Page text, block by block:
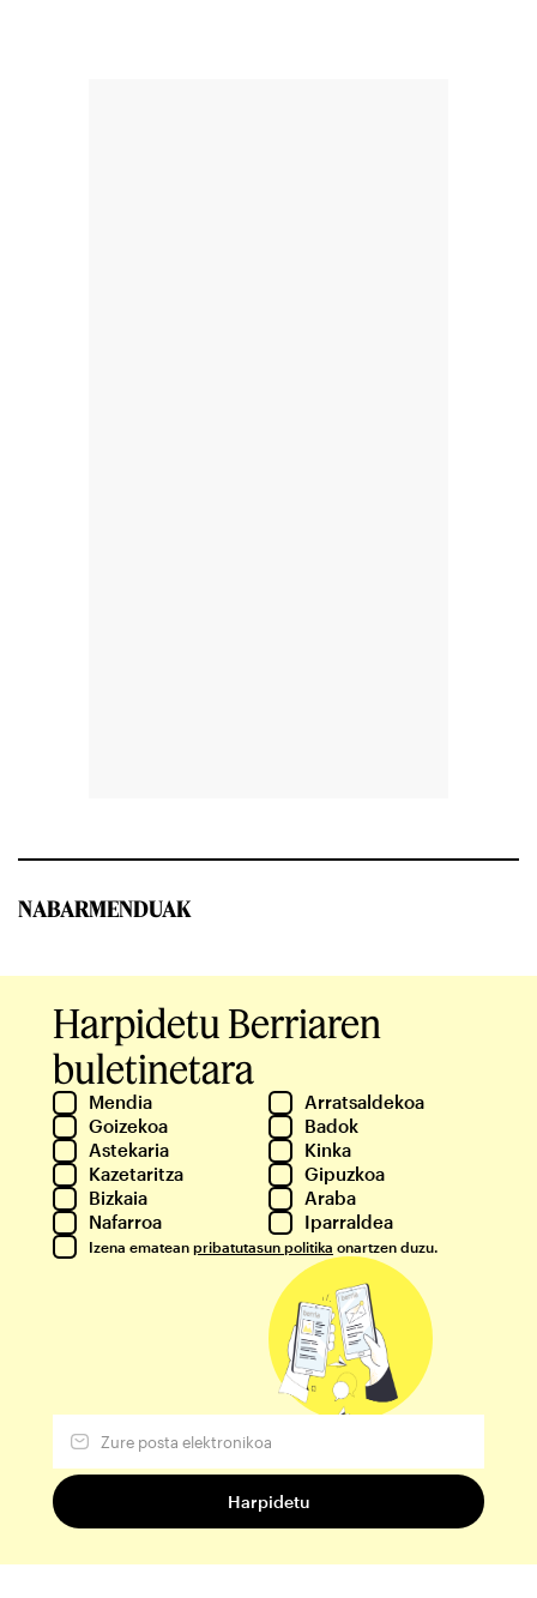
NABARMENDUAK
Harpidetu Berriaren
buletinetara
Mendia
Arratsaldekoa
Goizekoa
Badok
Astekaria
Kinka
Kazetaritza
Gipuzkoa
Bizkaia
Araba
Nafarroa
Iparraldea
Izena ematean pribatutasun politika onartzen duzu.